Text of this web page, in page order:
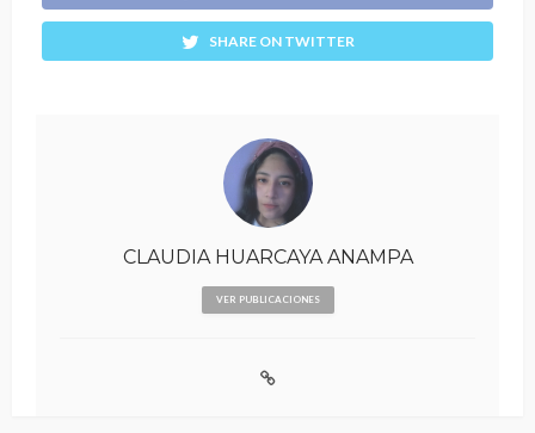
SHARE ON TWITTER
CLAUDIA HUARCAYA ANAMPA
VER PUBLICACIONES